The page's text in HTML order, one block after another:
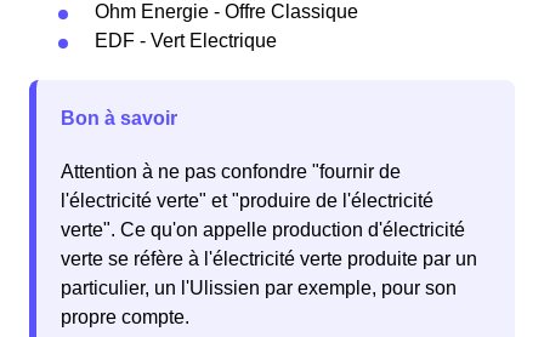
Ohm Energie - Offre Classique
EDF - Vert Electrique
Bon à savoir
Attention à ne pas confondre "fournir de
l'électricité verte" et "produire de l'électricité
verte". Ce qu'on appelle production d'électricité
verte se réfère à l'électricité verte produite par un
particulier, un l'Ulissien par exemple, pour son
propre compte.